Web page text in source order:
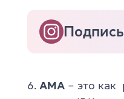
6. AMA – это как